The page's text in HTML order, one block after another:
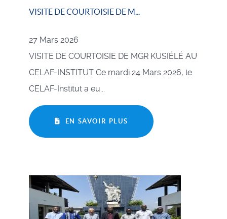
VISITE DE COURTOISIE DE M...
27 Mars 2026
VISITE DE COURTOISIE DE MGR KUSIÉLÉ AU
CELAF-INSTITUT Ce mardi 24 Mars 2026, le
CELAF-Institut a eu...
EN SAVOIR PLUS